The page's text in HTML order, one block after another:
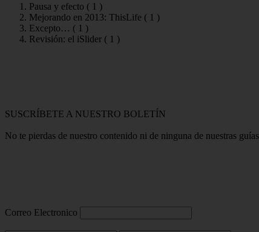
Pausa y efecto ( 1 )
Mejorando en 2013: ThisLife ( 1 )
Excepto… ( 1 )
Revisión: el iSlider ( 1 )
SUSCRÍBETE A NUESTRO BOLETÍN
No te pierdas de nuestro contenido ni de ninguna de nuestras
Correo Electronico